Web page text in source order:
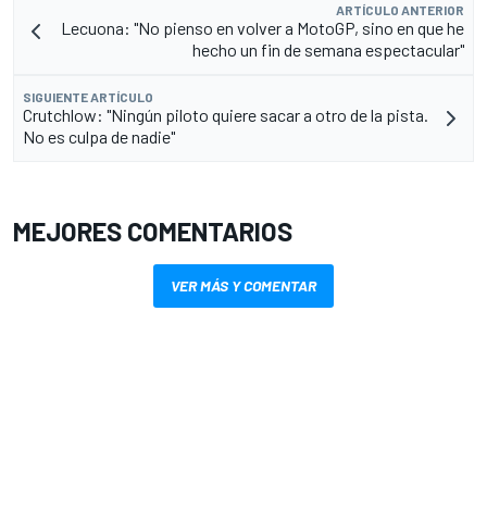
ARTÍCULO ANTERIOR
Lecuona: "No pienso en volver a MotoGP, sino en que he
hecho un fin de semana espectacular"
SIGUIENTE ARTÍCULO
Crutchlow: "Ningún piloto quiere sacar a otro de la pista.
No es culpa de nadie"
MEJORES COMENTARIOS
VER MÁS Y COMENTAR